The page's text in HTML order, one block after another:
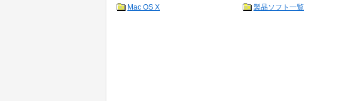
Mac OS X
製品ソフト一覧